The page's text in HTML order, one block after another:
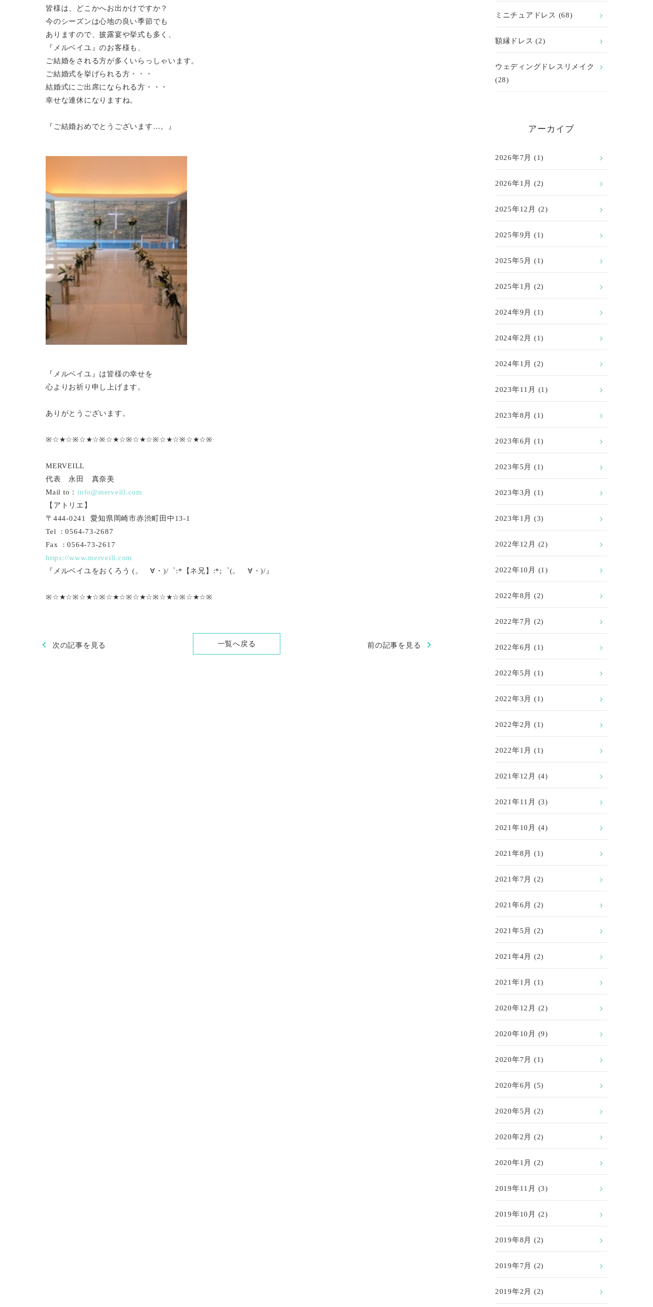
皆様は、どこかへお出かけですか？
今のシーズンは心地の良い季節でも
ありますので、披露宴や挙式も多く、
『メルベイユ』のお客様も、
ご結婚をされる方が多くいらっしゃいます。
ご結婚式を挙げられる方・・・
結婚式にご出席になられる方・・・
幸せな連休になりますね。
『ご結婚おめでとうございます…。』
『メルベイユ』は皆様の幸せを
心よりお祈り申し上げます。
ありがとうございます。
※☆★☆※☆★☆※☆★☆※☆★☆※☆★☆※☆★☆※
MERVEILL
代表 永田 真奈美
Mail to：info@merveill.com
【アトリエ】
〒444-0241 愛知県岡崎市赤渋町田中13-1
Tel : 0564-73-2687
Fax : 0564-73-2617
https://www.merveill.com
『メルベイユをおくろう (。ゝ∀・)/゜:*【ネ兄】:*;゜(。ゝ∀・)/』
※☆★☆※☆★☆※☆★☆※☆★☆※☆★☆※☆★☆※
chevron_left 次の記事を見る 一覧へ戻る 前の記事を見る chevron_right
ミニチュアドレス (68)
額縁ドレス (2)
ウェディングドレスリメイク
(28)
アーカイブ
2026年7月 (1)
2026年1月 (2)
2025年12月 (2)
2025年9月 (1)
2025年5月 (1)
2025年1月 (2)
2024年9月 (1)
2024年2月 (1)
2024年1月 (2)
2023年11月 (1)
2023年8月 (1)
2023年6月 (1)
2023年5月 (1)
2023年3月 (1)
2023年1月 (3)
2022年12月 (2)
2022年10月 (1)
2022年8月 (2)
2022年7月 (2)
2022年6月 (1)
2022年5月 (1)
2022年3月 (1)
2022年2月 (1)
2022年1月 (1)
2021年12月 (4)
2021年11月 (3)
2021年10月 (4)
2021年8月 (1)
2021年7月 (2)
2021年6月 (2)
2021年5月 (2)
2021年4月 (2)
2021年1月 (1)
2020年12月 (2)
2020年10月 (9)
2020年7月 (1)
2020年6月 (5)
2020年5月 (2)
2020年2月 (2)
2020年1月 (2)
2019年11月 (3)
2019年10月 (2)
2019年8月 (2)
2019年7月 (2)
2019年2月 (2)